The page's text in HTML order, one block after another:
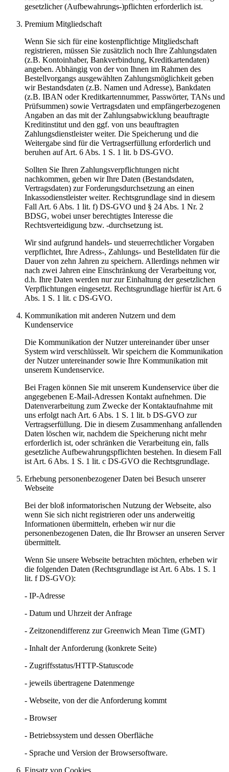
gesetzlicher (Aufbewahrungs-)pflichten erforderlich ist.
Premium Mitgliedschaft
Wenn Sie sich für eine kostenpflichtige Mitgliedschaft
registrieren, müssen Sie zusätzlich noch Ihre Zahlungsdaten
(z.B. Kontoinhaber, Bankverbindung, Kreditkartendaten)
angeben. Abhängig von der von Ihnen im Rahmen des
Bestellvorgangs ausgewählten Zahlungsmöglichkeit geben
wir Bestandsdaten (z.B. Namen und Adresse), Bankdaten
(z.B. IBAN oder Kreditkartennummer, Passwörter, TANs und
Prüfsummen) sowie Vertragsdaten und empfängerbezogenen
Angaben an das mit der Zahlungsabwicklung beauftragte
Kreditinstitut und den ggf. von uns beauftragten
Zahlungsdienstleister weiter. Die Speicherung und die
Weitergabe sind für die Vertragserfüllung erforderlich und
beruhen auf Art. 6 Abs. 1 S. 1 lit. b DS-GVO.
Sollten Sie Ihren Zahlungsverpflichtungen nicht
nachkommen, geben wir Ihre Daten (Bestandsdaten,
Vertragsdaten) zur Forderungsdurchsetzung an einen
Inkassodienstleister weiter. Rechtsgrundlage sind in diesem
Fall Art. 6 Abs. 1 lit. f) DS-GVO und § 24 Abs. 1 Nr. 2
BDSG, wobei unser berechtigtes Interesse die
Rechtsverteidigung bzw. -durchsetzung ist.
Wir sind aufgrund handels- und steuerrechtlicher Vorgaben
verpflichtet, Ihre Adress-, Zahlungs- und Bestelldaten für die
Dauer von zehn Jahren zu speichern. Allerdings nehmen wir
nach zwei Jahren eine Einschränkung der Verarbeitung vor,
d.h. Ihre Daten werden nur zur Einhaltung der gesetzlichen
Verpflichtungen eingesetzt. Rechtsgrundlage hierfür ist Art. 6
Abs. 1 S. 1 lit. c DS-GVO.
Kommunikation mit anderen Nutzern und dem
Kundenservice
Die Kommunikation der Nutzer untereinander über unser
System wird verschlüsselt. Wir speichern die Kommunikation
der Nutzer untereinander sowie Ihre Kommunikation mit
unserem Kundenservice.
Bei Fragen können Sie mit unserem Kundenservice über die
angegebenen E-Mail-Adressen Kontakt aufnehmen. Die
Datenverarbeitung zum Zwecke der Kontaktaufnahme mit
uns erfolgt nach Art. 6 Abs. 1 S. 1 lit. b DS-GVO zur
Vertragserfüllung. Die in diesem Zusammenhang anfallenden
Daten löschen wir, nachdem die Speicherung nicht mehr
erforderlich ist, oder schränken die Verarbeitung ein, falls
gesetzliche Aufbewahrungspflichten bestehen. In diesem Fall
ist Art. 6 Abs. 1 S. 1 lit. c DS-GVO die Rechtsgrundlage.
Erhebung personenbezogener Daten bei Besuch unserer
Webseite
Bei der bloß informatorischen Nutzung der Webseite, also
wenn Sie sich nicht registrieren oder uns anderweitig
Informationen übermitteln, erheben wir nur die
personenbezogenen Daten, die Ihr Browser an unseren Server
übermittelt.
Wenn Sie unsere Webseite betrachten möchten, erheben wir
die folgenden Daten (Rechtsgrundlage ist Art. 6 Abs. 1 S. 1
lit. f DS-GVO):
- IP-Adresse
- Datum und Uhrzeit der Anfrage
- Zeitzonendifferenz zur Greenwich Mean Time (GMT)
- Inhalt der Anforderung (konkrete Seite)
- Zugriffsstatus/HTTP-Statuscode
- jeweils übertragene Datenmenge
- Webseite, von der die Anforderung kommt
- Browser
- Betriebssystem und dessen Oberfläche
- Sprache und Version der Browsersoftware.
Einsatz von Cookies